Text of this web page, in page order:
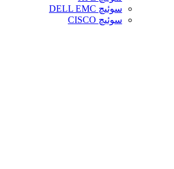
سوئیچ DELL EMC
سوئیچ CISCO